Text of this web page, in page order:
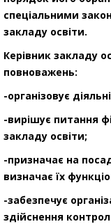
спеціальними
закладу освіти.
Керівник закладу
повноважень:
-організовує
-вирішує питання
закладу освіти;
-призначає на
визначає їх
-забезпечує
здійснення